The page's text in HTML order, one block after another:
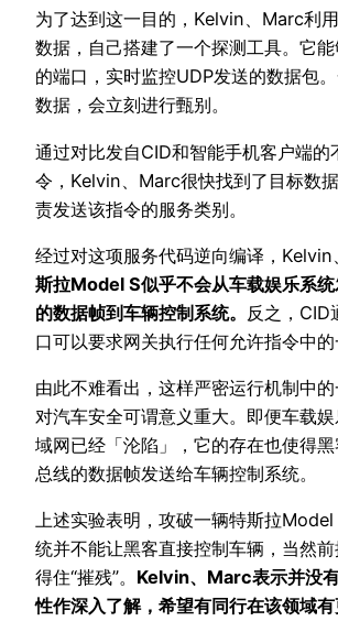
为了达到这一目的，Kelvin、Marc利
数据，自己搭建了一个探测工具。它能
的端口，实时监控UDP发送的数据包
数据，会立刻进行甄别。
通过对比发自CID和智能手机客户端的
令，Kelvin、Marc很快找到了目标数
责发送该指令的服务类别。
经过对这项服务代码逆向编译，
斯拉Model S似乎不会从车载娱乐系
的数据帧到车辆控制系统。 反之，CID
口可以要求网关执行任何允许指令中的
由此不难看出，这样严密运行机制中
对汽车安全可谓意义重大。即便车载
域网已经「沦陷」，它的存在也使得
总线的数据帧发送给车辆控制系统。
上述实验表明，攻破一辆特斯拉
统并不能让黑客直接控制车辆，当然
得住“摧残”。 Kelvin、Marc表示并没
性作深入了解，希望有同行在该领域有